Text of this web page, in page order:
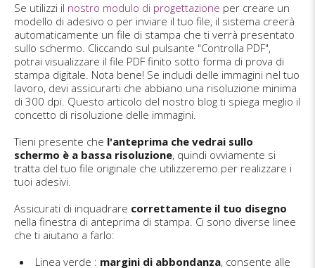
Se utilizzi il nostro modulo di progettazione per creare un
modello di adesivo o per inviare il tuo file, il sistema creerà
automaticamente un file di stampa che ti verrà presentato
sullo schermo. Cliccando sul pulsante "Controlla PDF",
potrai visualizzare il file PDF finito sotto forma di prova di
stampa digitale. Nota bene! Se includi delle immagini nel tuo
lavoro, devi assicurarti che abbiano una risoluzione minima
di 300 dpi. Questo articolo del nostro blog ti spiega meglio il
concetto di risoluzione delle immagini.
Tieni presente che l'anteprima che vedrai sullo
schermo è a bassa risoluzione, quindi ovviamente si
tratta del tuo file originale che utilizzeremo per realizzare i
tuoi adesivi.
Assicurati di inquadrare correttamente il tuo disegno
nella finestra di anteprima di stampa. Ci sono diverse linee
che ti aiutano a farlo:
Linea verde : margini di abbondanza, consente alle